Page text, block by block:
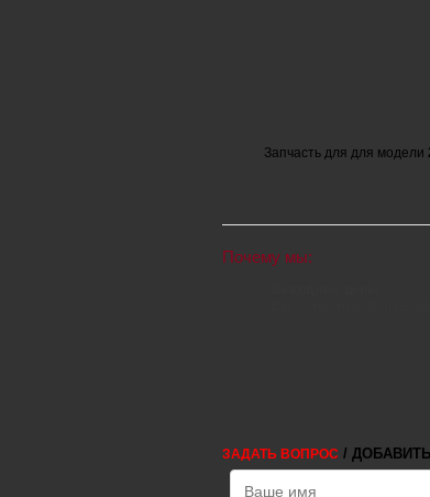
Запчасть для для модели
Почему мы:
ЗАДАТЬ ВОПРОС /